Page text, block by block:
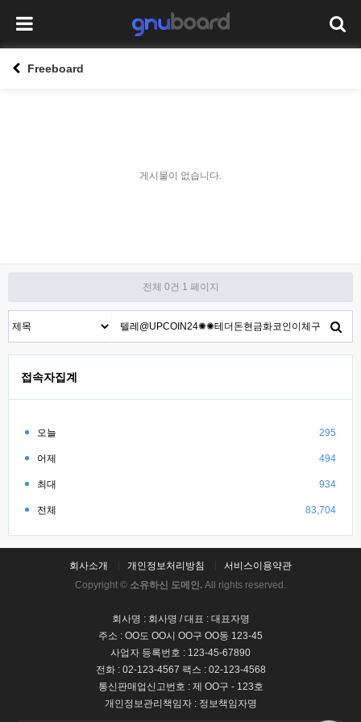
Freeboard
게시물이 없습니다.
전체 0건 1 페이지
접속자집계
오늘 295
어제 494
최대 934
전체 83,704
회사소개 개인정보처리방침
서비스이용약관
Copyright © 소유하신 도메인. All rights reserved.
회사명 : 회사명 / 대표 : 대표자명
주소 : OO도 OO시 OO구 OO동 123-45
사업자 등록번호 : 123-45-67890
전화 : 02-123-4567 팩스 : 02-123-4568
통신판매업신고번호 : 제 OO구 - 123호
개인정보관리책임자 : 정보책임자명